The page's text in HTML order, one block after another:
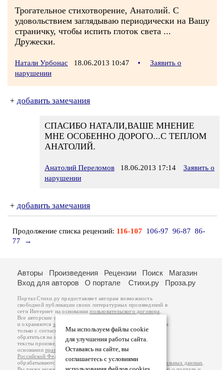
Трогательное стихотворение, Анатолий. С
удовольствием заглядываю периодически на Вашу
страничку, чтобы испить глоток света ...
Дружески.
Натали Урбонас 18.06.2013 10:47 •
Заявить о
нарушении
+ добавить замечания
СПАСИБО НАТАЛИ,ВАШЕ МНЕНИЕ
МНЕ ОСОБЕННО ДОРОГО...С ТЕПЛОМ
АНАТОЛИЙ.
Анатолий Переломов 18.06.2013 17:14
Заявить о
нарушении
+ добавить замечания
Продолжение списка рецензий: 116-107 106-97 96-87 86-
77
→
Мы используем файлы cookie
для улучшения работы сайта.
Оставаясь на сайте, вы
соглашаетесь с условиями
Авторы Произведения Рецензии Поиск
Магазин
Вход для авторов
О портале Стихи.ру Проза.ру
Портал Стихи.ру предоставляет авторам возможность
свободной публикации своих литературных произведений в
сети Интернет на основаниипользовательского договора
Все авторские права на произведения принадлежат авторам
и охраняются законом
. Перепечатка произведений возможна
только с согласия его автора, к которому вы можете
обратиться на его авторской странице. Ответственность за
тексты произведений авторы несут самостоятельно на
основанииправил публикацииизаконодательства
Российской Федерации
обрабатываются на основанииПолитики обработки персональных данных